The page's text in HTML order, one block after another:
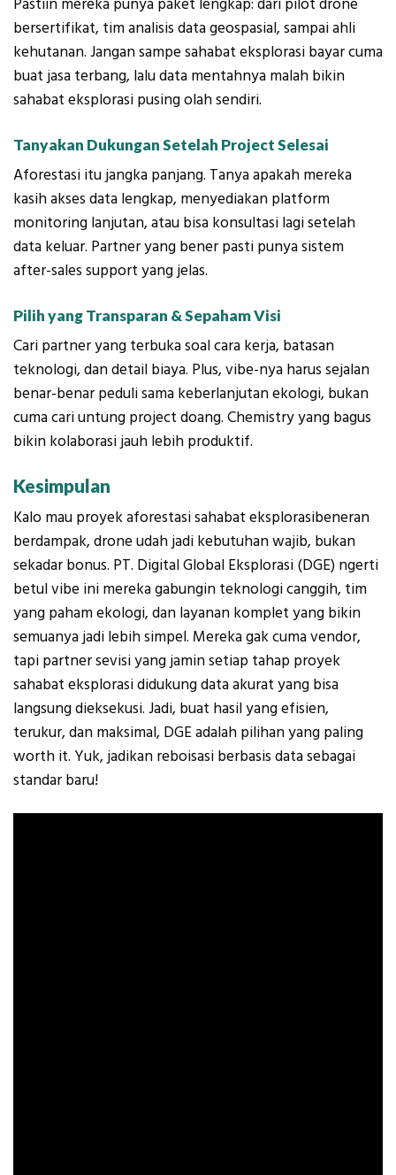
Pastiin mereka punya paket lengkap: dari pilot drone
bersertifikat, tim analisis data geospasial, sampai ahli
kehutanan. Jangan sampe sahabat eksplorasi bayar cuma
buat jasa terbang, lalu data mentahnya malah bikin
sahabat eksplorasi pusing olah sendiri.
Tanyakan Dukungan Setelah Project Selesai
Aforestasi itu jangka panjang. Tanya apakah mereka
kasih akses data lengkap, menyediakan platform
monitoring lanjutan, atau bisa konsultasi lagi setelah
data keluar. Partner yang bener pasti punya sistem
after-sales support yang jelas.
Pilih yang Transparan & Sepaham Visi
Cari partner yang terbuka soal cara kerja, batasan
teknologi, dan detail biaya. Plus, vibe-nya harus sejalan
benar-benar peduli sama keberlanjutan ekologi, bukan
cuma cari untung project doang. Chemistry yang bagus
bikin kolaborasi jauh lebih produktif.
Kesimpulan
Kalo mau proyek aforestasi sahabat eksplorasibeneran
berdampak, drone udah jadi kebutuhan wajib, bukan
sekadar bonus. PT. Digital Global Eksplorasi (DGE) ngerti
betul vibe ini mereka gabungin teknologi canggih, tim
yang paham ekologi, dan layanan komplet yang bikin
semuanya jadi lebih simpel. Mereka gak cuma vendor,
tapi partner sevisi yang jamin setiap tahap proyek
sahabat eksplorasi didukung data akurat yang bisa
langsung dieksekusi. Jadi, buat hasil yang efisien,
terukur, dan maksimal, DGE adalah pilihan yang paling
worth it. Yuk, jadikan reboisasi berbasis data sebagai
standar baru!